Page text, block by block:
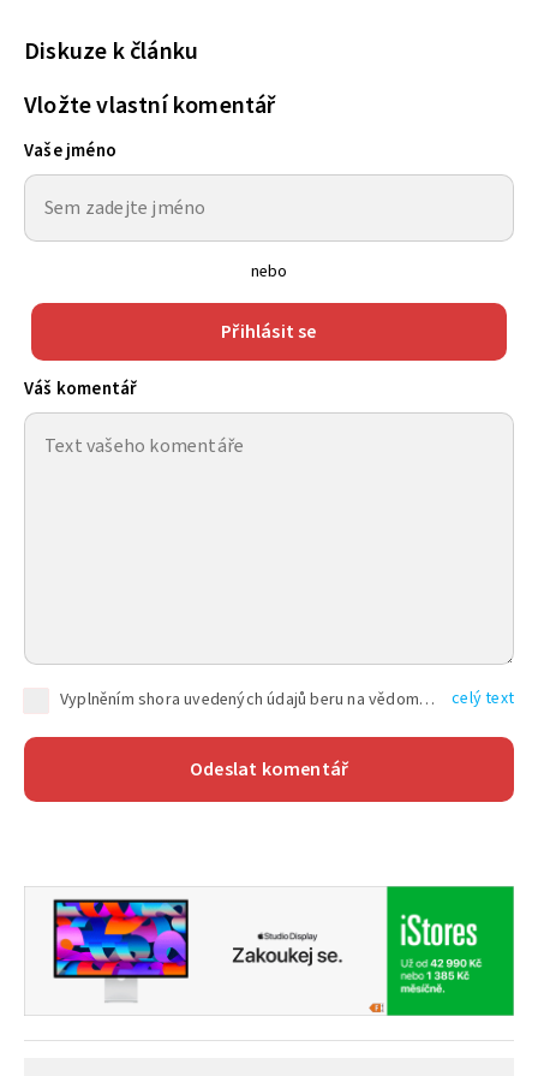
Diskuze k článku
Vložte vlastní komentář
Vaše jméno
nebo
Přihlásit se
Váš komentář
Vyplněním shora uvedených údajů beru na vědomí, že společnost TEXT FACTORY s.r.o., sídlem Brno, Durďákova 336/29, Černá Pole, PSČ: 613 00, IČ: 06157831, zapsané u Krajského soudu v Brně, oddíl C, vložka 100399, bude zpracovávat mé osobní údaje uvedené v rámci mnou vyplněného registračního formuláře na základě oprávněných zájmů TEXT FACTORY s.r.o. dle čl. 6 odst. 1 písm. f) GDPR a pro splnění právních povinností (čl. 6 odst. 1 písm. c) GDPR), a to pro tyto účely: nezbytnost zajistit oprávnění návštěvníka webových stránek provozovaných společností TEXT FACTORY s.r.o. přispívat aktivně ke zveřejněným článkům nebo v rámci diskusních fór a výkon práv TEXT FACTORY s.r.o. jako administrátora těchto diskusních fór. Více informací o zpracování osobních údajů a právech lze nalézt v celý text